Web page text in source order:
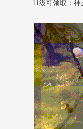
11级可领取：神